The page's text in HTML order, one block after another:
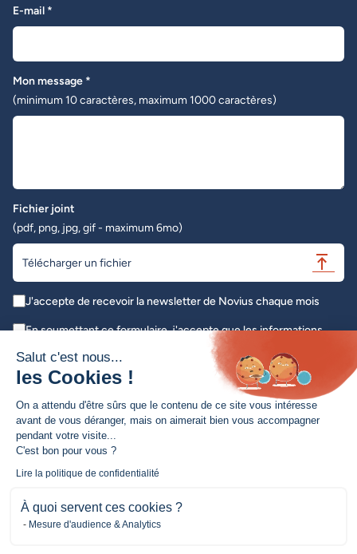
Salut c'est nous...
les Cookies !
On a attendu d'être sûrs que le contenu de ce site vous intéresse
avant de vous déranger, mais on aimerait bien vous accompagner
pendant votre visite...
C'est bon pour vous ?
Lire la politique de confidentialité
À quoi servent ces cookies ?
Mesure d'audience & Analytics
E-mail *
Mon message *
(minimum 10 caractères, maximum 1000 caractères)
Fichier joint
(pdf, png, jpg, gif - maximum 6mo)
Télécharger un fichier
J'accepte de recevoir la newsletter de Novius chaque mois
En soumettant ce formulaire, j'accepte que les informations
saisies soient exploitées dans le cadre de ma demande initiale *
Envoyer
Création de site web / Refonte de site
Amélioration continue
Novius